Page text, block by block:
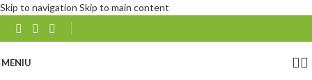
Skip to navigation Skip to main content
MENIU